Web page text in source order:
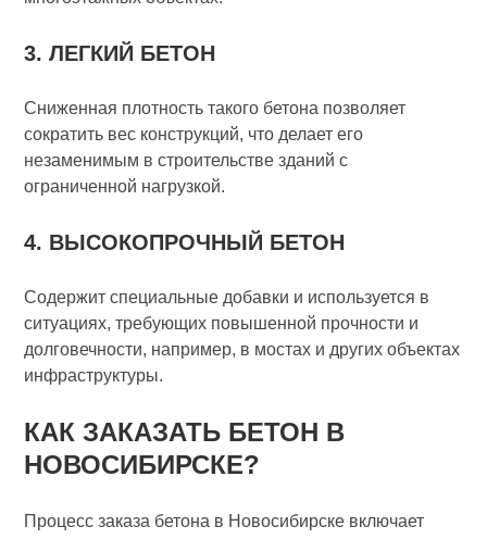
3. ЛЕГКИЙ БЕТОН
Сниженная плотность такого бетона позволяет
сократить вес конструкций, что делает его
незаменимым в строительстве зданий с
ограниченной нагрузкой.
4. ВЫСОКОПРОЧНЫЙ БЕТОН
Содержит специальные добавки и используется в
ситуациях, требующих повышенной прочности и
долговечности, например, в мостах и других объектах
инфраструктуры.
КАК ЗАКАЗАТЬ БЕТОН В
НОВОСИБИРСКЕ?
Процесс заказа бетона в Новосибирске включает